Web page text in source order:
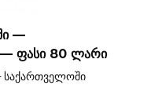
—
— ფასი 80 ლარი